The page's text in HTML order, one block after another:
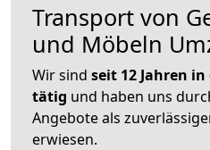
Transport von
und Möbeln
Wir sind seit 12 Jahren
tätig und haben uns
Angebote als
erwiesen.